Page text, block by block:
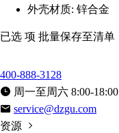
外壳材质: 锌合金
已选 项 批量保存至清单
400-888-3128
周一至周六 8:00-18:00
service@dzgu.com
资源